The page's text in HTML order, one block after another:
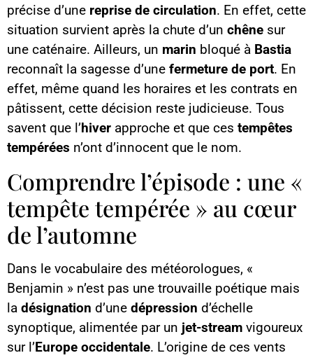
précise d’une reprise de circulation. En effet, cette
situation survient après la chute d’un chêne sur
une caténaire. Ailleurs, un marin bloqué à Bastia
reconnaît la sagesse d’une fermeture de port. En
effet, même quand les horaires et les contrats en
pâtissent, cette décision reste judicieuse. Tous
savent que l’hiver approche et que ces tempêtes
tempérées n’ont d’innocent que le nom.
Comprendre l’épisode : une «
tempête tempérée » au cœur
de l’automne
Dans le vocabulaire des météorologues, «
Benjamin » n’est pas une trouvaille poétique mais
la désignation d’une dépression d’échelle
synoptique, alimentée par un jet-stream vigoureux
sur l’Europe occidentale. L’origine de ces vents